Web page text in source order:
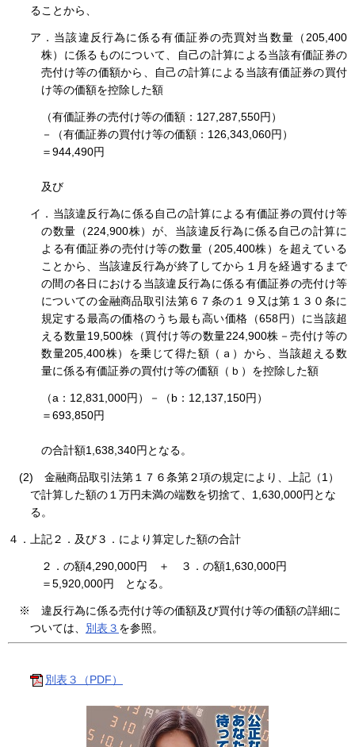
ることから、
ア．当該違反行為に係る有価証券の売買対当数量（205,400
株）に係るものについて、自己の計算による当該有価証券の
売付け等の価額から、自己の計算による当該有価証券の買付
け等の価額を控除した額
（有価証券の売付け等の価額：127,287,550円）
－（有価証券の買付け等の価額：126,343,060円）
＝944,490円
及び
イ．当該違反行為に係る自己の計算による有価証券の買付け等
の数量（224,900株）が、当該違反行為に係る自己の計算に
よる有価証券の売付け等の数量（205,400株）を超えている
ことから、当該違反行為が終了してから１月を経過するまで
の間の各日における当該違反行為に係る有価証券の売付け等
についての金融商品取引法第６７条の１９又は第１３０条に
規定する最高の価格のうち最も高い価格（658円）に当該超
える数量19,500株（買付け等の数量224,900株－売付け等の
数量205,400株）を乗じて得た額（ａ）から、当該超える数
量に係る有価証券の買付け等の価額（ｂ）を控除した額
（a：12,831,000円）－（b：12,137,150円）
＝693,850円
の合計額1,638,340円となる。
(2) 金融商品取引法第１７６条第２項の規定により、上記（1）
で計算した額の１万円未満の端数を切捨て、1,630,000円とな
る。
４．上記２．及び３．により算定した額の合計
２．の額4,290,000円 ＋ ３．の額1,630,000円
＝5,920,000円 となる。
※ 違反行為に係る売付け等の価額及び買付け等の価額の詳細に
ついては、 別表３ を参照。
別表３（PDF）